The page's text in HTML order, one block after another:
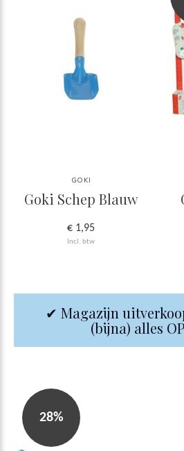
GOKI
Goki Schep Blauw
€ 1,95
Incl. btw
✔ Magazijn
(bijna) alles
28%